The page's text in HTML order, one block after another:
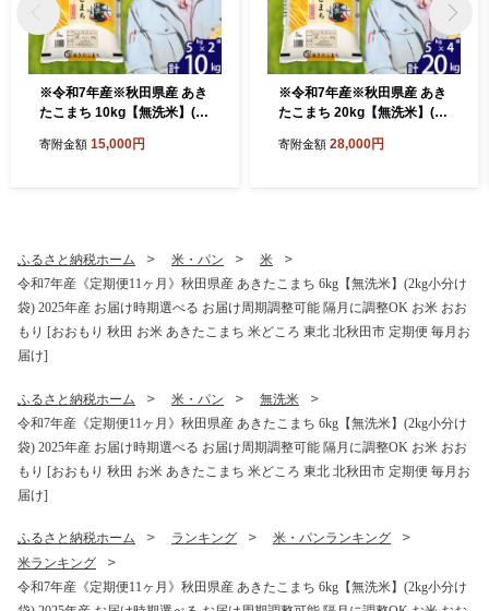
※令和7年産※秋田県産 あき
たこまち 10kg【無洗米】(5k
け】2025年産 お届け時期選
しい おにぎり おむすび お弁
当 白米]
寄附金額 15,000円
※令和7年産※秋田県産 あき
たこまち 20kg【無洗米】(5k
け】2025年産 お届け時期選
寄附金額 28,000円
ふるさと納税ホーム 米・パン
米
令和7年産《定期便11ヶ月》秋田県産 あきたこまち 6kg【無洗米】(2kg小分け
袋) 2025年産 お届け時期選べる お届け周期調整可能 隔月に調整OK お米 おお
もり [おおもり 秋田 お米 あきたこまち 米どころ 東北 北秋田市 定期便 毎月お
届け]
ふるさと納税ホーム 米・パン
無洗米
令和7年産《定期便11ヶ月》秋田県産 あきたこまち 6kg【無洗米】(2kg小分け
袋) 2025年産 お届け時期選べる お届け周期調整可能 隔月に調整OK お米 おお
もり [おおもり 秋田 お米 あきたこまち 米どころ 東北 北秋田市 定期便 毎月お
届け]
ふるさと納税ホーム ランキング
米・パンランキング
米ランキング
令和7年産《定期便11ヶ月》秋田県産 あきたこまち 6kg【無洗米】(2kg小分け